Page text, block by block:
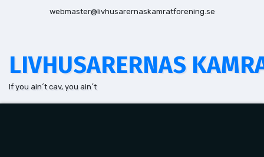
webmaster@livhusarernaskamratforening.se
LIVHUSARERNAS
If you ain´t cav, you ain´t